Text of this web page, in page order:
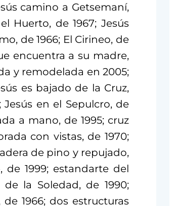
camino a Getsemaní,
Huerto, de 1967; Jesús
de 1966; El Cirineo, de
encuentra a su madre,
y remodelada en 2005;
es bajado de la Cruz,
Jesús en el Sepulcro, de
a mano, de 1995; cruz
con vistas, de 1970;
de pino y repujado,
de 1999; estandarte del
la Soledad, de 1990;
1966; dos estructuras